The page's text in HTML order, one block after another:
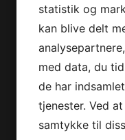
TILBUD
OM OS
statistik og
kan blive delt
med data, du
de har
tjenester. Ved
samtykke til